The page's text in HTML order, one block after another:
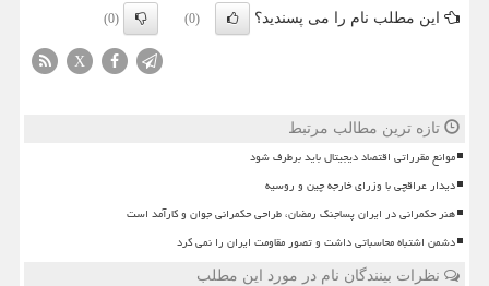
این مطلب نام را می پسندید؟ (0)
(0)
X
تازه ترین مطالب مرتبط
موانع مقرراتی اقتصاد دیجیتال باید برطرف شود
دیدار عراقچی با وزرای خارجه چین و روسیه
هنر حکمرانی در ایران پساجنگ رمضان، طراحی حکمرانی جوان و کارآمد است
دشمن اشتباه محاسباتی داشت و تصور مقاومت ایران را نمی کرد
نظرات بینندگان نام در مورد این مطلب